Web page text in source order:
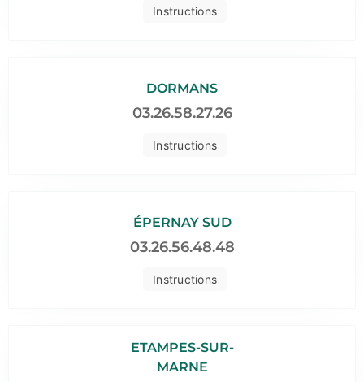
Instructions
Instructions
DORMANS
03.26.58.27.26
Instructions
ÉPERNAY SUD
03.26.56.48.48
ETAMPES-SUR-
MARNE